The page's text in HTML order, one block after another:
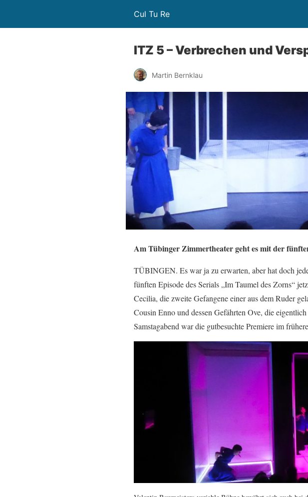
Cul Tu Re
ITZ 5 – Verbrechen und
Martin Bernklau
Am Tübinger Zimmertheater geht es mit der
TÜBINGEN. Es war ja zu erwarten, aber hat doch
fünften Episode des Serials „Im Taumel des Zorns“
Cecilia, die zweite Gefangene einer aus dem Ruder
Cousin Enno und dessen Gefährten Ove, die
Samstagabend war die gutbesuchte Premiere im